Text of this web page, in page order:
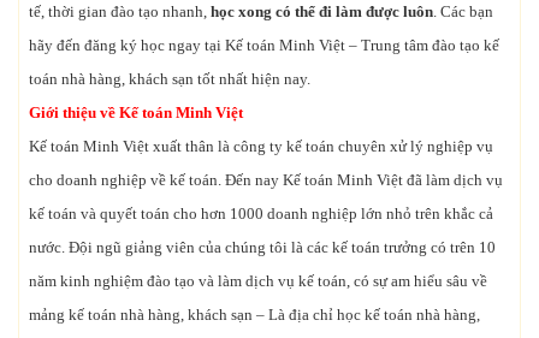
tế, thời gian đào tạo nhanh, học xong có thể đi làm được luôn. Các bạn
hãy đến đăng ký học ngay tại Kế toán Minh Việt – Trung tâm đào tạo kế
toán nhà hàng, khách sạn tốt nhất hiện nay.
Giới thiệu về Kế toán Minh Việt
Kế toán Minh Việt xuất thân là công ty kế toán chuyên xử lý nghiệp vụ
cho doanh nghiệp về kế toán. Đến nay Kế toán Minh Việt đã làm dịch vụ
kế toán và quyết toán cho hơn 1000 doanh nghiệp lớn nhỏ trên khắc cả
nước. Đội ngũ giảng viên của chúng tôi là các kế toán trưởng có trên 10
năm kinh nghiệm đào tạo và làm dịch vụ kế toán, có sự am hiểu sâu về
mảng kế toán nhà hàng, khách sạn – Là địa chỉ học kế toán nhà hàng,